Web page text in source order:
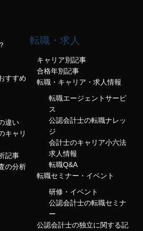
すすめ
違い
キャリ
記事
の分析
転職・求人
キャリア別記事
合格年別記事
転職・キャリア・求人情報
転職エージェントサービ
ス
公認会計士の転職ナレッ
ジ
会計士のキャリア小六法
求人情報
転職Q&A
転職セミナー・イベント
研修・イベント
公認会計士の転職セミナ
ー
公認会計士の独立に関する記